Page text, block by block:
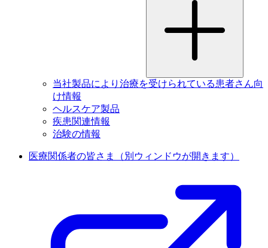
当社製品により治療を受けられている患者さん向
け情報
ヘルスケア製品
疾患関連情報
治験の情報
医療関係者の皆さま （別ウィンドウが開きます）